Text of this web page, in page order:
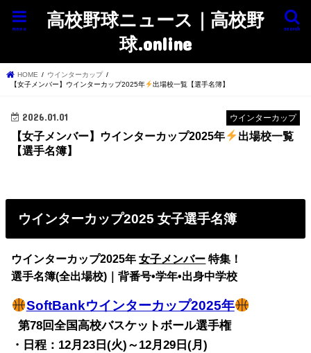
高校野球ニュース｜高校野
球.online
search
menu
HOME
ウインターカップ
【女子メンバー】ウインターカップ2025年
出場校一覧【選手名簿】
ウインターカップ
2026.01.01
【女子メンバー】ウインターカップ2025年
出場校一覧
【選手名簿】
ウインターカップ2025 女子選手名簿
ウインターカップ2025年女子メンバー 特集！
選手名簿(全出場校)｜背番号•学年•出身中学校
SoftBankウインターカップ2025年
第78回全国高校バスケットボール選手権
・日程：12月23日(火)～12月29日(月)